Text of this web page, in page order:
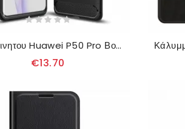
θηκη κινητου Huawei P50 Pro Βουρτσισμένη Ίνα Άνθρακα
€13.70